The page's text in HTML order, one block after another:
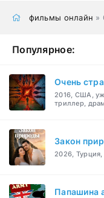
фильмы онлайн »
Популярное:
Очень
2016, США,
триллер,
Закон
2026,
Папашина